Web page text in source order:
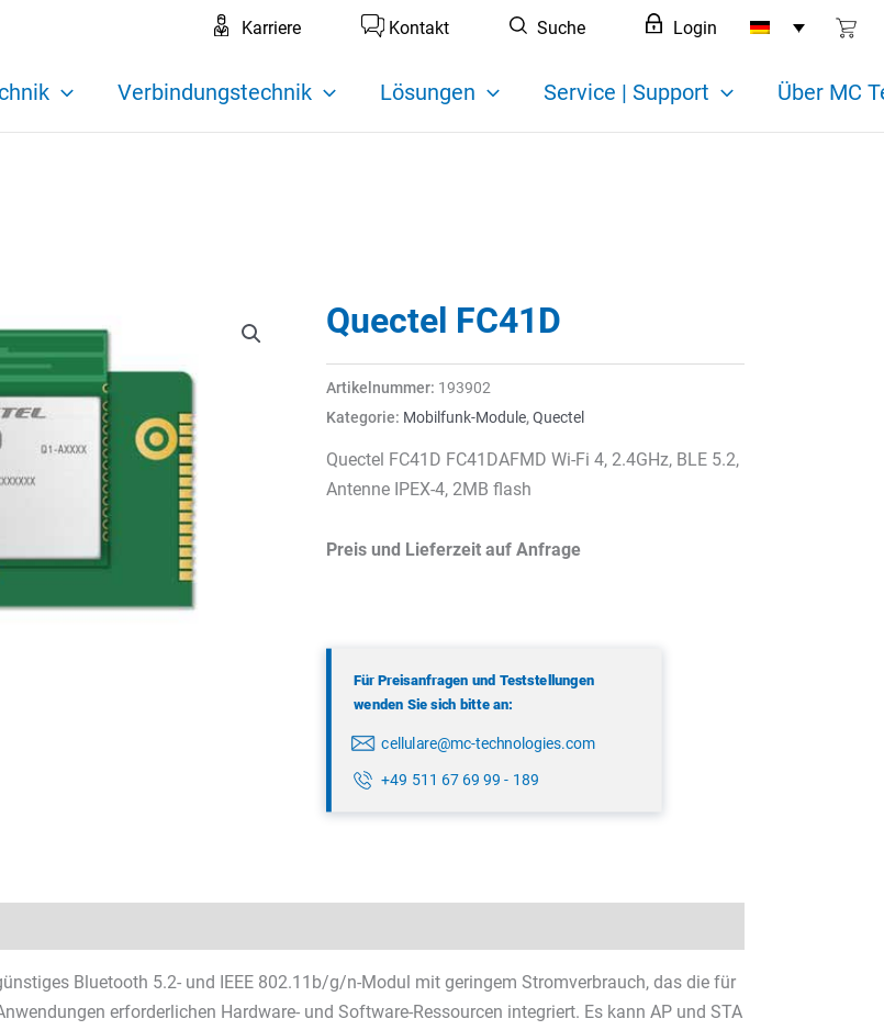
Karriere Kontakt Suche Login
Verbindungstechnik Lösungen Service | Support Über MC
Quectel FC41D
Artikelnummer: 193902
Kategorie: Mobilfunk-Module,Quectel
Quectel FC41D FC41DAFMD Wi-Fi 4, 2.4GHz, BLE 5.2,
Antenne IPEX-4, 2MB flash
Preis und Lieferzeit auf Anfrage
Für Preisanfragen und Teststellungen
wenden Sie sich bitte an:
cellulare@mc-technologies.com
+49 511 67 69 99 - 189
Bluetooth 5.2- und IEEE 802.11b/g/n-Modul mit geringem Stromverbrauch, das die für
erforderlichen Hardware- und Software-Ressourcen integriert. Es kann AP und STA